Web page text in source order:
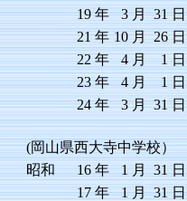
19 年 3 月 31 日
21 年 10 月 26 日
22 年 4 月 1 日
23 年 4 月 1 日
24 年 3 月 31 日
(岡山県西大寺中学校）
昭和
16 年 1 月 31 日
17 年 1 月 31 日